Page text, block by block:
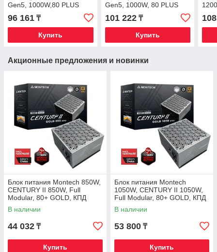
Gen5, 1000W,80 PLUS
Platinum, Full Modular,
ATX12V V3.0, PCIe 5.0, Bla
96 161 ₸
Купить
Gen5, 1000W, 80 PLUS
Platinum,Full
Modular,ATX12V V3.0,PCIe
5.0,Blac
101 222₸
Купить
Акционные предложения и новинки
Блок питания Montech 850W,
CENTURY II 850W, Full
Modular, 80+ GOLD, КПД
90%, Fan 135mm, Серебро
В наличии
44 032 ₸
Купить
Блок питания Montech
1050W, CENTURY II 1050W,
Full Modular, 80+ GOLD, КПД
90%, Fan 135mm, Серебро
В наличии
53 800 ₸
Купить